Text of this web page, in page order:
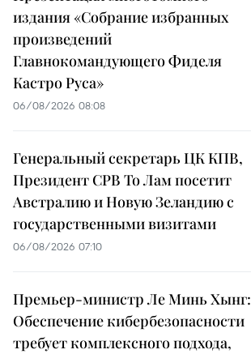
издания «Собрание избранных
произведений
Главнокомандующего Фиделя
Кастро Руса»
06/08/2026 08:08
Генеральный секретарь ЦК КПВ,
Президент СРВ То Лам посетит
Австралию и Новую Зеландию с
государственными визитами
06/08/2026 07:10
Премьер-министр Ле Минь Хынг:
Обеспечение кибербезопасности
требует комплексного подхода,